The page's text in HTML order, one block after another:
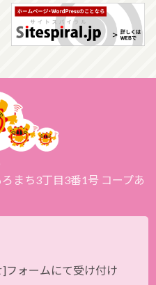
まち3丁目3番1号 コープあ
フォームにて受け付け